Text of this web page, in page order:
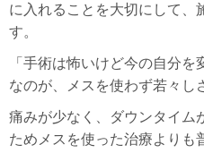
に入れることを大切にして、
す。
「手術は怖いけど今の自分
なのが、メスを使わず若々し
痛みが少なく、ダウンタイム
ためメスを使った治療よりも